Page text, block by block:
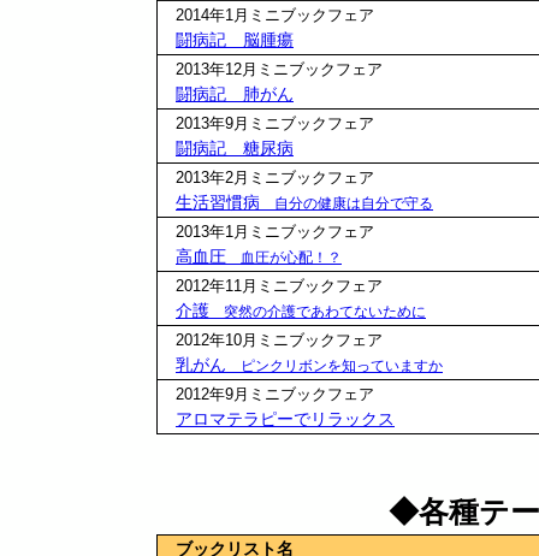
2014年1月ミニブックフェア
闘病記 脳腫瘍
2013年12月ミニブックフェア
闘病記 肺がん
2013年9月ミニブックフェア
闘病記 糖尿病
2013年2月ミニブックフェア
生活習慣病 自分の健康は自分で守る
2013年1月ミニブックフェア
高血圧 血圧が心配！？
2012年11月ミニブックフェア
介護 突然の介護であわてないために
2012年10月ミニブックフェア
乳がん ピンクリボンを知っていますか
2012年9月ミニブックフェア
アロマテラピーでリラックス
◆各種テ
ブックリスト名